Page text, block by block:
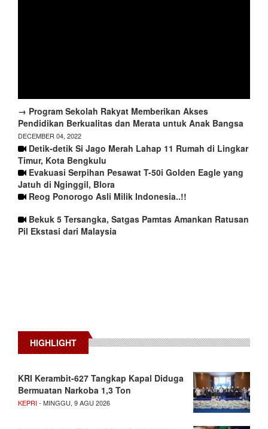
→ Program Sekolah Rakyat Memberikan Akses
Pendidikan Berkualitas dan Merata untuk Anak Bangsa
DECEMBER 04, 2022
Detik-detik Si Jago Merah Lahap 11 Rumah di Lingkar
Timur, Kota Bengkulu
Evakuasi Serpihan Pesawat T-50i Golden Eagle yang
Jatuh di Nginggil, Blora
Reog Ponorogo Asli Milik Indonesia..!!
Bekuk 5 Tersangka, Satgas Pamtas Amankan Ratusan
Pil Ekstasi dari Malaysia
HIGHLIGHT
KRI Kerambit-627 Tangkap Kapal Diduga
Bermuatan Narkoba 1,3 Ton
KEPRI- MINGGU, 9 AGU 2026